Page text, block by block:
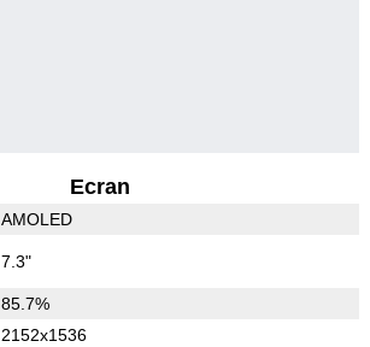
Ecran
AMOLED
7.3"
85.7%
2152x1536